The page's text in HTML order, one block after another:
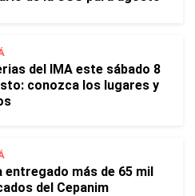
del IMA este sábado 8
conozca los lugares y
entregado más de 65 mil
del Cepanim